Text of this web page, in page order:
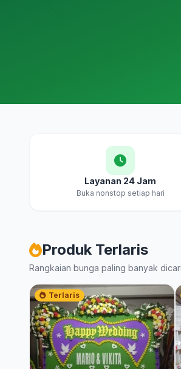
Layanan 24 Jam
Buka nonstop setiap hari
Produk Terlaris
Rangkaian bunga paling banyak
Terlaris